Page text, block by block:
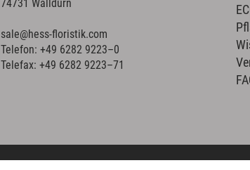
74731 Walldürn
sale@hess-floristik.com
Telefon: +49 6282 9223–0
Telefax: +49 6282 9223–71